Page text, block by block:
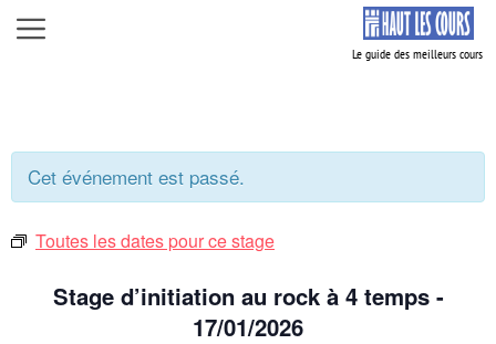
Aller
au
Menu
Cet événement est passé.
Toutes les dates pour ce stage
Stage d’initiation au rock à 4 temps -
17/01/2026